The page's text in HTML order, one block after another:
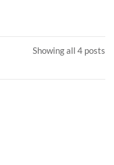
Showing all 4 posts